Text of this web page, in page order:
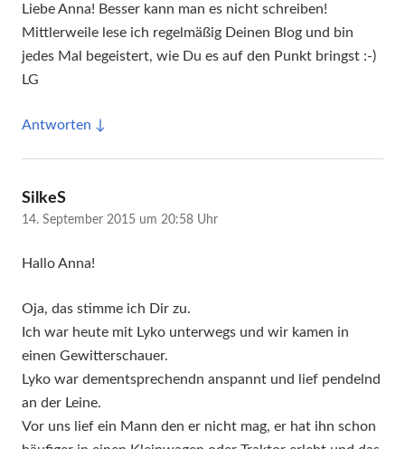
Liebe Anna! Besser kann man es nicht schreiben!
Mittlerweile lese ich regelmäßig Deinen Blog und bin
jedes Mal begeistert, wie Du es auf den Punkt bringst :-)
LG
Antworten
SilkeS
14. September 2015 um 20:58 Uhr
Hallo Anna!
Oja, das stimme ich Dir zu.
Ich war heute mit Lyko unterwegs und wir kamen in
einen Gewitterschauer.
Lyko war dementsprechendn anspannt und lief pendelnd
an der Leine.
Vor uns lief ein Mann den er nicht mag, er hat ihn schon